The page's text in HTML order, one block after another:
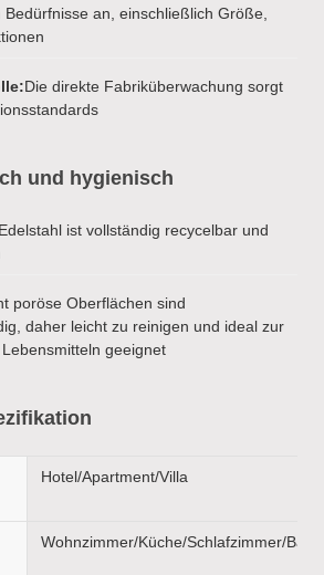
an, einschließlich Größe,
Die direkte Fabriküberwachung sorgt
und hygienisch
Edelstahl ist vollständig recycelbar und
poröse Oberflächen sind
daher leicht zu reinigen und ideal zur
geeignet
Hotel/Apartment/Villa
Wohnzimmer/Küche/Schlafzimmer/